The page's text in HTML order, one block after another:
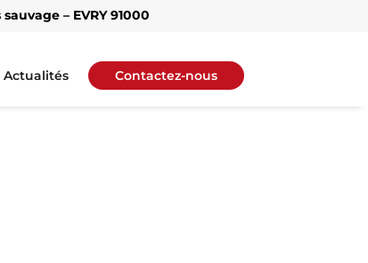
– EVRY 91000
Actualités Contactez-nous